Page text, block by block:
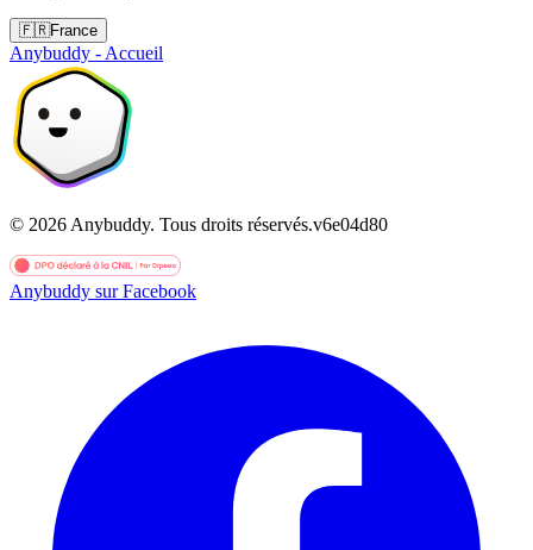
🇫🇷France
Anybuddy - Accueil
© 2026 Anybuddy. Tous droits réservés.v6e04d80
Anybuddy sur Facebook